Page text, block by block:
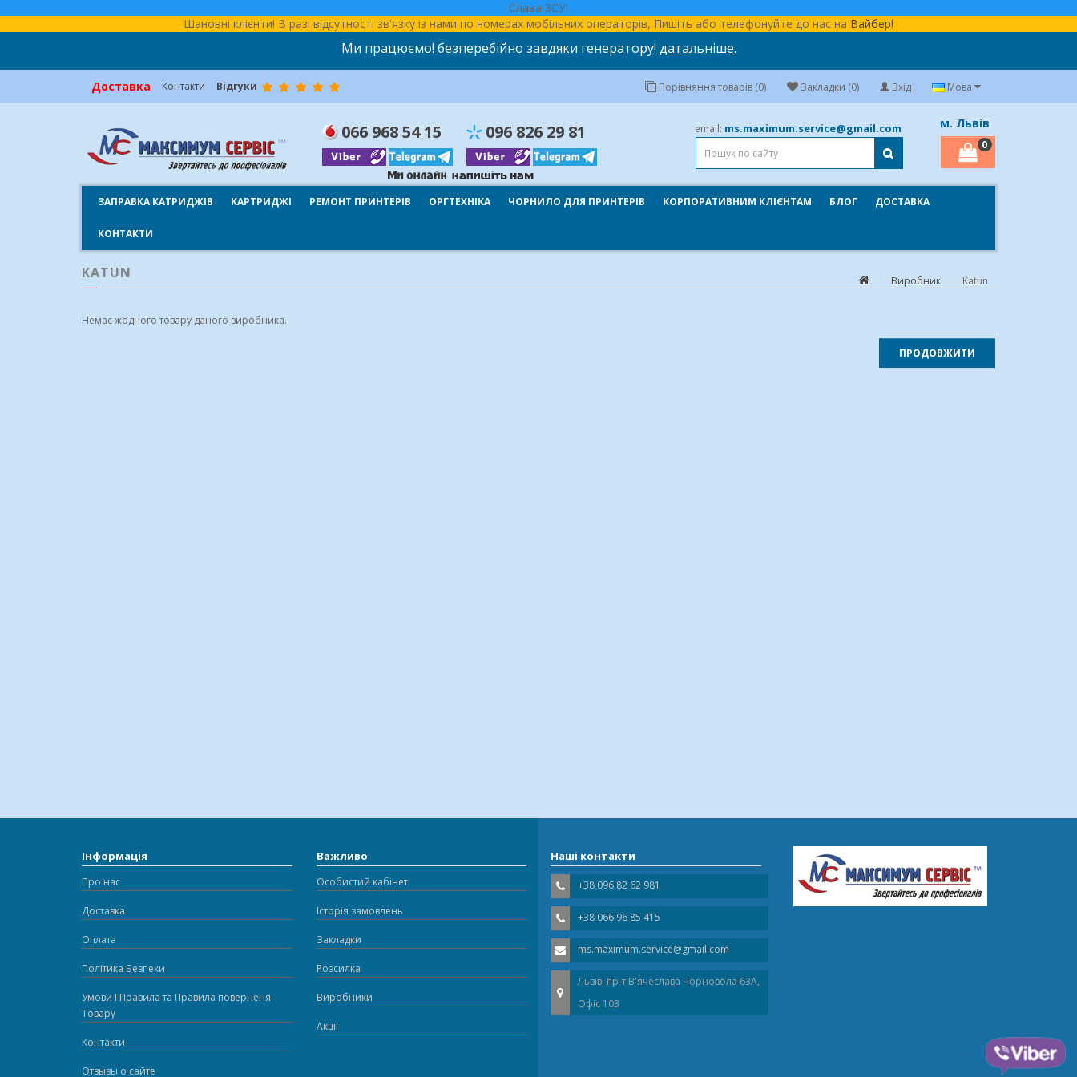
Слава ЗСУ!
Шановні клієнти! В разі відсутності зв'язку із нами по номерах мобільних операторів, Пишіть або телефонуйте до нас на Вайбер!
Ми працюємо! безперебійно завдяки генератору! датальніше.
Доставка Контакти Відгуки Мова
Вхід
Закладки (0)
Порівняння товарів (0)
066 968 54 15 096 826 29 81 email: ms.maximum.service@gmail.com м. Львів
0
ЗАПРАВКА КАТРИДЖІВ КАРТРИДЖІ РЕМОНТ ПРИНТЕРІВ ОРГТЕХНІКА ЧОРНИЛО ДЛЯ ПРИНТЕРІВ КОРПОРАТИВНИМ КЛІЄНТАМ БЛОГ ДОСТАВКА
КОНТАКТИ
Виробник Katun
KATUN
Немає жодного товару даного виробника.
ПРОДОВЖИТИ
Інформація
Про нас
Доставка
Оплата
Політика Безпеки
Умови І Правила та Правила поверненя
Товару
Контакти
Отзывы о сайте
Важливо
Особистий кабінет
Історія замовлень
Закладки
Розсилка
Виробники
Акції
Наші контакти
+38 096 82 62 981
+38 066 96 85 415
ms.maximum.service@gmail.com
Львів, пр-т В'ячеслава Чорновола 63A,
Офіс 103